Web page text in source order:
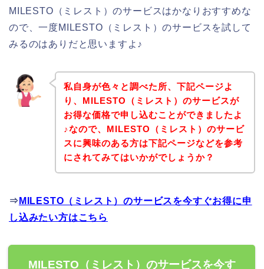
MILESTO（ミレスト）のサービスはかなりおすすめな
ので、一度MILESTO（ミレスト）のサービスを試して
みるのはありだと思いますよ♪
私自身が色々と調べた所、下記ページよ
り、MILESTO（ミレスト）のサービスが
お得な価格で申し込むことができましたよ
♪なので、MILESTO（ミレスト）のサービ
スに興味のある方は下記ページなどを参考
にされてみてはいかがでしょうか？
⇒ MILESTO（ミレスト）のサービスを今すぐお得に申
し込みたい方はこちら
MILESTO（ミレスト）のサービスを今す